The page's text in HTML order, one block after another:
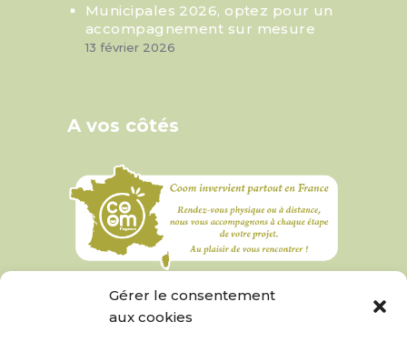
Gérer le consentement
aux cookies
Municipales 2026, optez pour un
accompagnement sur mesure
13 février 2026
A vos côtés